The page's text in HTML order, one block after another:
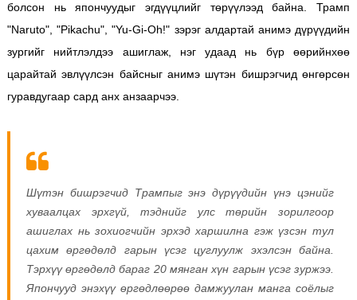
болсон нь япончуудыг эгдүүцлийг төрүүлээд байна. Трамп
"Naruto", "Pikachu", "Yu-Gi-Oh!" зэрэг алдартай анимэ дүрүүдийн
зургийг нийтлэлдээ ашиглаж, нэг удаад нь бүр өөрийнхөө
царайтай эвлүүлсэн байсныг анимэ шүтэн бишрэгчид өнгөрсөн
гуравдугаар сард анх анзаарчээ.
Шүтэн бишрэгчид Трампыг энэ дүрүүдийн үнэ цэнийг
хуваалцах эрхгүй, тэднийг улс төрийн зорилгоор
ашиглах нь зохиогчийн эрхэд харшилна гэж үзсэн тул
цахим өргөдөлд гарын үсэг цуглуулж эхэлсэн байна.
Тэрхүү өргөдөлд бараг 20 мянган хүн гарын үсэг зуржээ.
Япончууд энэхүү өргөдлөөрөө дамжуулан манга соёлыг